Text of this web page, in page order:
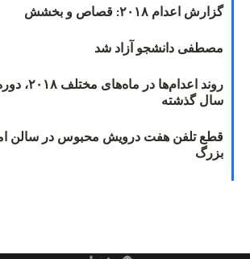
گزارش اعدام ۲۰۱۸: قصاص و بخشش
مصطفی دانشجو آزاد شد
سال گذشته
قطع تلفن هفت درویش محبوس در سالن
بزرگ